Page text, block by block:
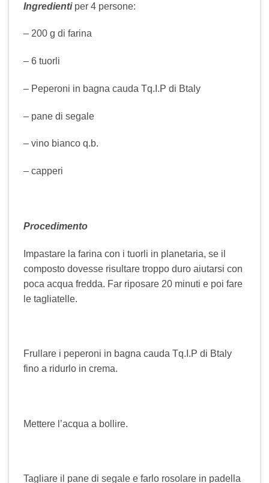
Ingredientiper 4 persone:
– 200 g di farina
– 6 tuorli
– Peperoni in bagna cauda Tq.I.P di Btaly
– pane di segale
– vino bianco q.b.
– capperi
Procedimento
Impastare la farina con i tuorli in planetaria, se il
composto dovesse risultare troppo duro aiutarsi con
poca acqua fredda. Far riposare 20 minuti e poi fare
le tagliatelle.
Frullare i peperoni in bagna cauda Tq.I.P di Btaly
fino a ridurlo in crema.
Mettere l’acqua a bollire.
Tagliare il pane di segale e farlo rosolare in padella